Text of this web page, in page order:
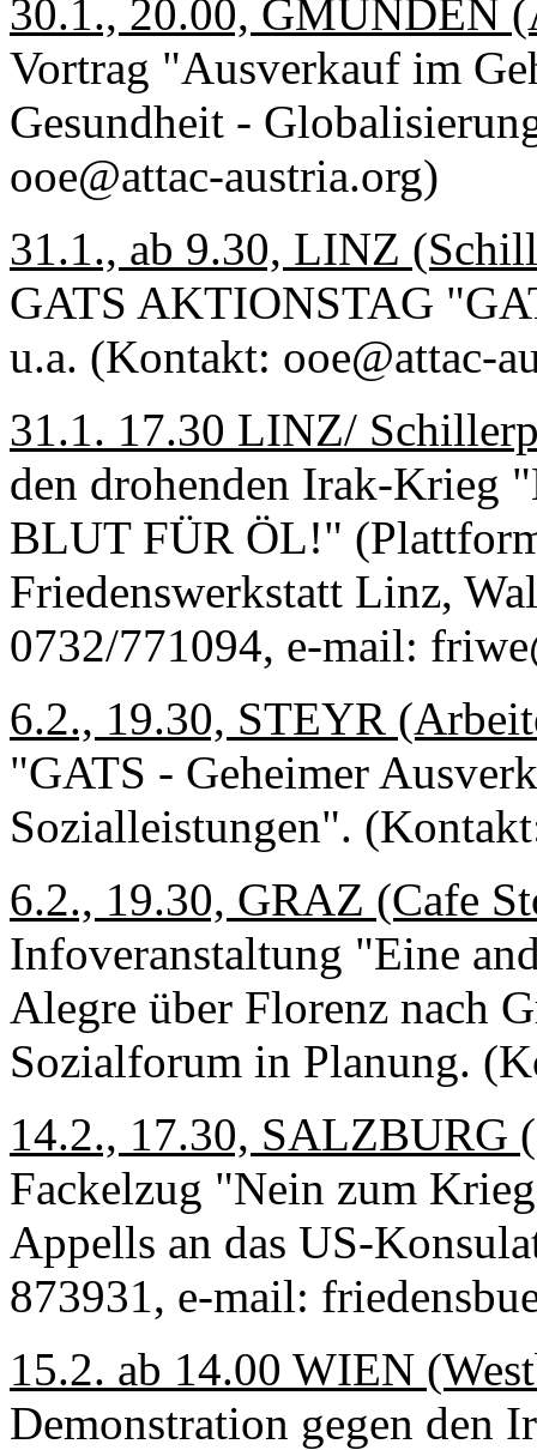
30.1., 20.00, GMUNDEN
Vortrag "Ausverkauf im
Gesundheit -
ooe@attac-austria.org)
31.1., ab 9.30, LINZ
GATS AKTIONSTAG
u.a. (Kontakt: ooe@attac-
31.1. 17.30 LINZ/
den drohenden Irak-
BLUT FÜR ÖL!"
Friedenswerkstatt Linz,
0732/771094, e-mail:
6.2., 19.30, STEYR
"GATS - Geheimer
Sozialleistungen".
6.2., 19.30, GRAZ (Cafe
Infoveranstaltung "Eine
Alegre über Florenz nach
Sozialforum in Planung.
14.2., 17.30,
Fackelzug "Nein zum
Appells an das US-
873931, e-mail:
15.2. ab 14.00 WIEN
Demonstration gegen den